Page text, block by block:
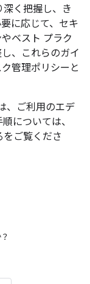
く把握し、き
に応じて、セキ
ベスト プラク
、これらのガイ
管理ポリシーと
、ご利用のエデ
については、
をご覧くださ